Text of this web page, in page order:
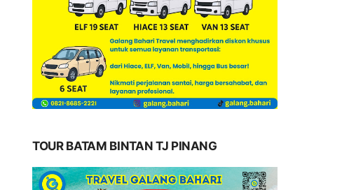
TOUR BATAM BINTAN TJ PINANG